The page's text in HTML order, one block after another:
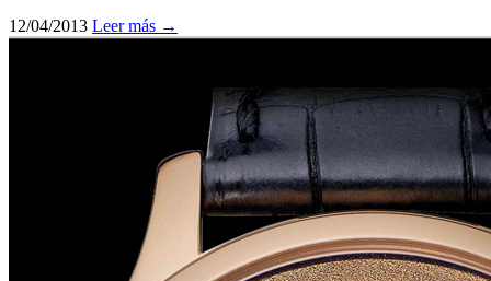
12/04/2013 Leer más →